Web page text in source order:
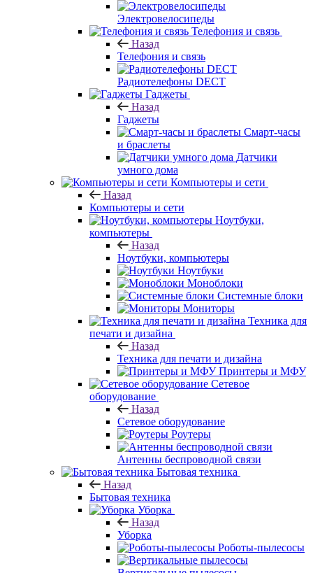
Электровелосипеды
Телефония и связь
Назад
Телефония и связь
Радиотелефоны DECT
Гаджеты
Назад
Гаджеты
Смарт-часы
и браслеты
Датчики
умного дома
Компьютеры и сети
Назад
Компьютеры и сети
Ноутбуки,
компьютеры
Назад
Ноутбуки, компьютеры
Ноутбуки
Моноблоки
Системные блоки
Мониторы
Техника для
печати и дизайна
Назад
Техника для печати и дизайна
Принтеры и МФУ
Сетевое
оборудование
Назад
Сетевое оборудование
Роутеры
Антенны беспроводной связи
Бытовая техника
Назад
Бытовая техника
Уборка
Назад
Уборка
Роботы-пылесосы